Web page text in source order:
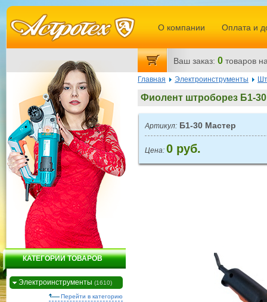
Главная Электроинструменты
Фиолент штроборез Б1-
Артикул: Б1-30 Мастер
Цена: 0 руб.
КАТЕГОРИИ ТОВАРОВ
Электроинструменты (1610)
Перейти в категорию
О компании Оплата и
Ваш заказ: 0 товаров